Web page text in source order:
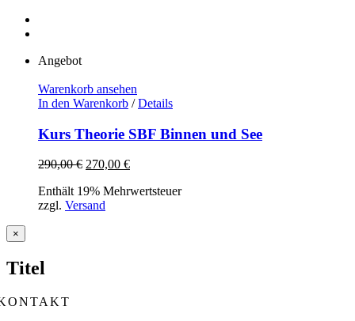
Angebot
Warenkorb ansehen
In den Warenkorb / Details
Kurs Theorie SBF Binnen und See
290,00€ Ursprünglicher
war:
290,00 €
270,00 €Aktueller
ist:
Enthält 19% Mehrwertsteuer
zzgl. Versand
Close
product
view
×
Titel